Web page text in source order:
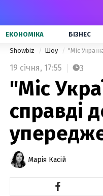
ЕКОНОМІКА БІЗНЕС
Showbiz Шоу "Міс
19 січня, 17:55 3
"Міс
справді
Марія Касій